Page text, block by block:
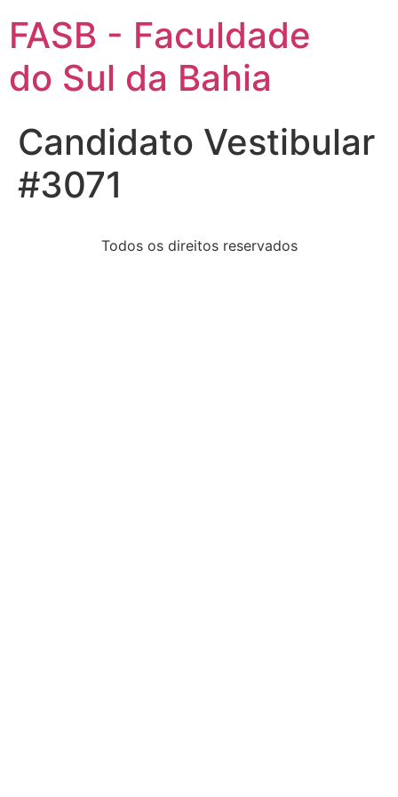
FASB - Faculdade
do Sul da Bahia
Candidato Vestibular
#3071
Todos os direitos reservados